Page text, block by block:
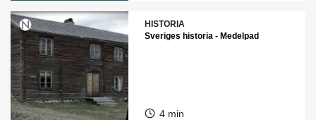
HISTORIA
Sveriges historia - Medelpad
4 min